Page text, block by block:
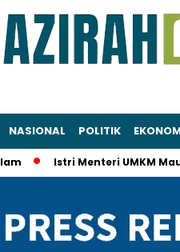
NASIONAL POLITIK
Istri Menteri UMKM Mau Tur